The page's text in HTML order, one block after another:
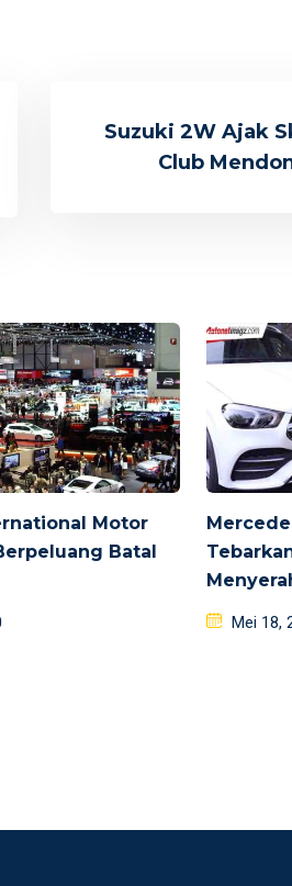
Suzuki 2W Ajak
Club
Motor
Batal
Posted
Mei 18,